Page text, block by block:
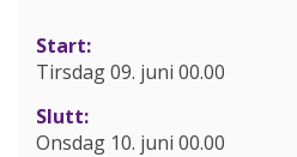
Start:
Tirsdag 09. juni 00.00
Slutt:
Onsdag 10. juni 00.00